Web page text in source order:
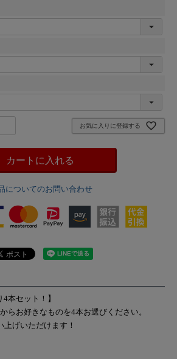
お気に入りに登録する
カートに入れる
についてのお問い合わせ
本セット！】
らお好きなものを4本お選びください。
げいただけます！